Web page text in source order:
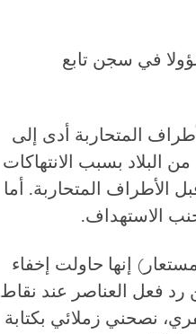
في سجن تابع
المتحاربة أدى إلى
البلاد بسبب الانتهاكات
الأطراف المتحاربة. أما
الاستهداف.
إنها حاولت إخفاء
رد فعل العناصر عند نقاط
نصحني زملائي بكتابة